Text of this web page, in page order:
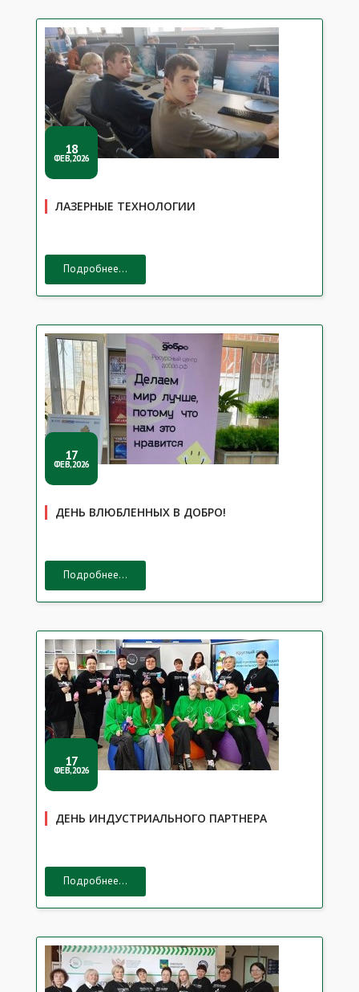
18
ФЕВ,2026
ЛАЗЕРНЫЕ ТЕХНОЛОГИИ
Подробнее...
17
ФЕВ,2026
ДЕНЬ ВЛЮБЛЕННЫХ В ДОБРО!
Подробнее...
17
ФЕВ,2026
ДЕНЬ ИНДУСТРИАЛЬНОГО ПАРТНЕРА
Подробнее...